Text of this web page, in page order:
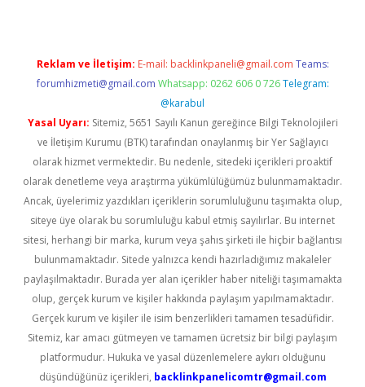
Reklam ve İletişim: E-mail: backlinkpaneli@gmail.com Teams:
forumhizmeti@gmail.com Whatsapp: 0262 606 0 726 Telegram:
@karabul
Yasal Uyarı: Sitemiz, 5651 Sayılı Kanun gereğince Bilgi Teknolojileri
ve İletişim Kurumu (BTK) tarafından onaylanmış bir Yer Sağlayıcı
olarak hizmet vermektedir. Bu nedenle, sitedeki içerikleri proaktif
olarak denetleme veya araştırma yükümlülüğümüz bulunmamaktadır.
Ancak, üyelerimiz yazdıkları içeriklerin sorumluluğunu taşımakta olup,
siteye üye olarak bu sorumluluğu kabul etmiş sayılırlar. Bu internet
sitesi, herhangi bir marka, kurum veya şahıs şirketi ile hiçbir bağlantısı
bulunmamaktadır. Sitede yalnızca kendi hazırladığımız makaleler
paylaşılmaktadır. Burada yer alan içerikler haber niteliği taşımamakta
olup, gerçek kurum ve kişiler hakkında paylaşım yapılmamaktadır.
Gerçek kurum ve kişiler ile isim benzerlikleri tamamen tesadüfidir.
Sitemiz, kar amacı gütmeyen ve tamamen ücretsiz bir bilgi paylaşım
platformudur. Hukuka ve yasal düzenlemelere aykırı olduğunu
düşündüğünüz içerikleri, backlinkpanelicomtr@gmail.com